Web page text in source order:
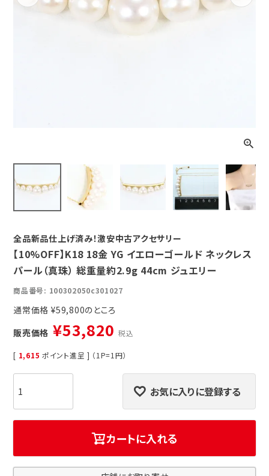
Previous Next
全品新品仕上げ済み！激安中古アクセサリー
【10%OFF】K18 18金 YG イエローゴールド ネックレス
パール（真珠） 総重量約2.9g 44cm ジュエリー
商品番号 100302050c301027
通常価格 ¥59,800
販売価格 ¥53,820 税込
[ 1,615 ポイント進呈 ] （1P=1円）
お気に入りに登録する
カートに入れる